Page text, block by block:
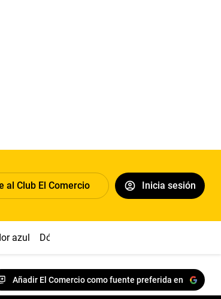
al Club El Comercio Inicia sesión
azul Dólar
Añadir El Comercio como fuente preferida en